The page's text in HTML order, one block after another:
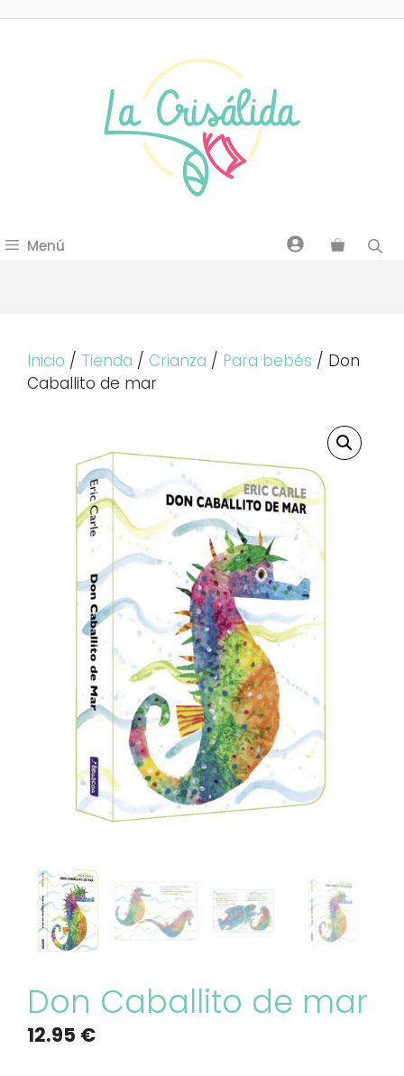
Menú
Inicio / Tienda / Crianza / Para bebés / Don
Caballito de mar
Don Caballito de mar
12.95 €